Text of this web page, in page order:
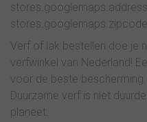
Verf of lak bestellen doe je
verfwinkel van Nederland!
voor de beste bescherming
Duurzame verf is niet
planeet.